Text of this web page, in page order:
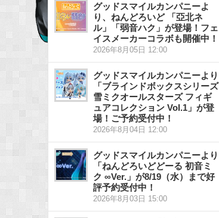
グッドスマイルカンパニーよ
り、ねんどろいど 「亞北ネ
ル」「弱音ハク」が登場！フェ
イスメーカーコラボも開催中！
2026年8月05日 12:00
グッドスマイルカンパニーより
「ブラインドボックスシリーズ
雪ミクオールスターズ フィギ
ュアコレクション Vol.1」が登
場！ご予約受付中！
2026年8月04日 12:00
グッドスマイルカンパニーより
「ねんどろいどどーる 初音ミ
ク ∞Ver.」が8/19（水）まで好
評予約受付中！
2026年8月03日 15:00